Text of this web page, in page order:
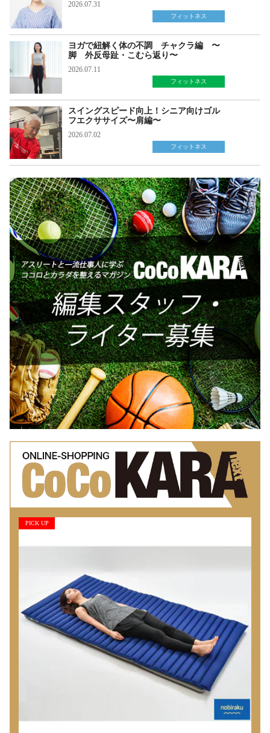
2026.07.31
フィットネス
ヨガで紐解く体の不調 チャクラ編 〜
脚 外反母趾・こむら返り〜
2026.07.11
フィットネス
スイングスピード向上！シニア向けゴル
フエクササイズ〜肩編〜
2026.07.02
フィットネス
PICK UP